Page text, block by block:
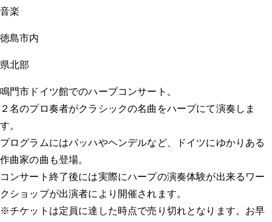
音楽
徳島市内
県北部
鳴門市ドイツ館でのハープコンサート。
２名のプロ奏者がクラシックの名曲をハープにて演奏しま
す。
プログラムにはバッハやヘンデルなど、ドイツにゆかりある
作曲家の曲も登場。
コンサート終了後には実際にハープの演奏体験が出来るワー
クショップが出演者により開催されます。
※チケットは定員に達した時点で売り切れとなります。お早